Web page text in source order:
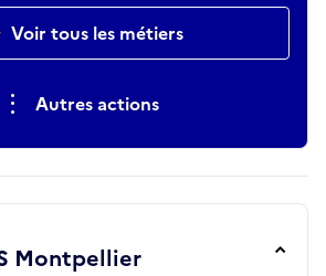
Voir tous les métiers
Autres actions
Montpellier